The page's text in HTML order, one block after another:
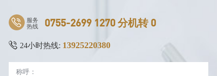
服务
热线 0755-2699 1270 分机转 0
24小时热线: 13925220380